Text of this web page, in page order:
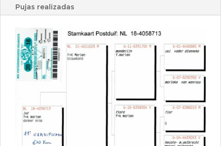
Pujas realizadas